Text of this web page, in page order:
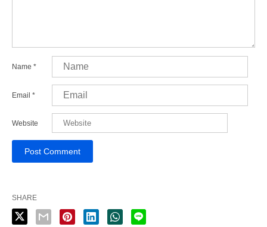
Name *
Email *
Website
SHARE